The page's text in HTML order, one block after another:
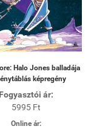
Halo Jones balladája
képregény
Fogyasztói ár:
5995 Ft
Online ár: